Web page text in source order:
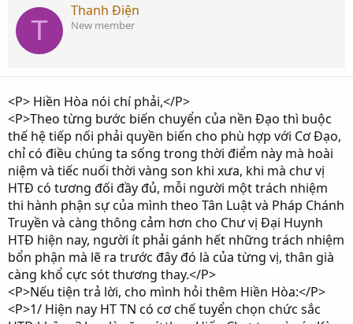
T
Thanh Điện
New member
<P> Hiền Hòa nói chí phải,</P>
<P>Theo từng bước biến chuyển của nền Đạo thì buộc
thế hệ tiếp nối phải quyền biến cho phù hợp với Cơ Đạo,
chỉ có điều chúng ta sống trong thời điểm này mà hoài
niệm và tiếc nuối thời vàng son khi xưa, khi mà chư vị
HTĐ có tương đối đầy đủ, mỗi người một trách nhiệm
thi hành phận sự của mình theo Tân Luật và Pháp Chánh
Truyền và càng thông cảm hơn cho Chư vị Đại Huynh
HTĐ hiện nay, người ít phải gánh hết những trách nhiệm
bổn phận mà lẽ ra trước đây đó là của từng vị, thân già
càng khổ cực sót thương thay.</P>
<P>Nếu tiện trả lời, cho mình hỏi thêm Hiền Hòa:</P>
<P>1/ Hiện nay HT TN có cơ chế tuyển chọn chức sắc